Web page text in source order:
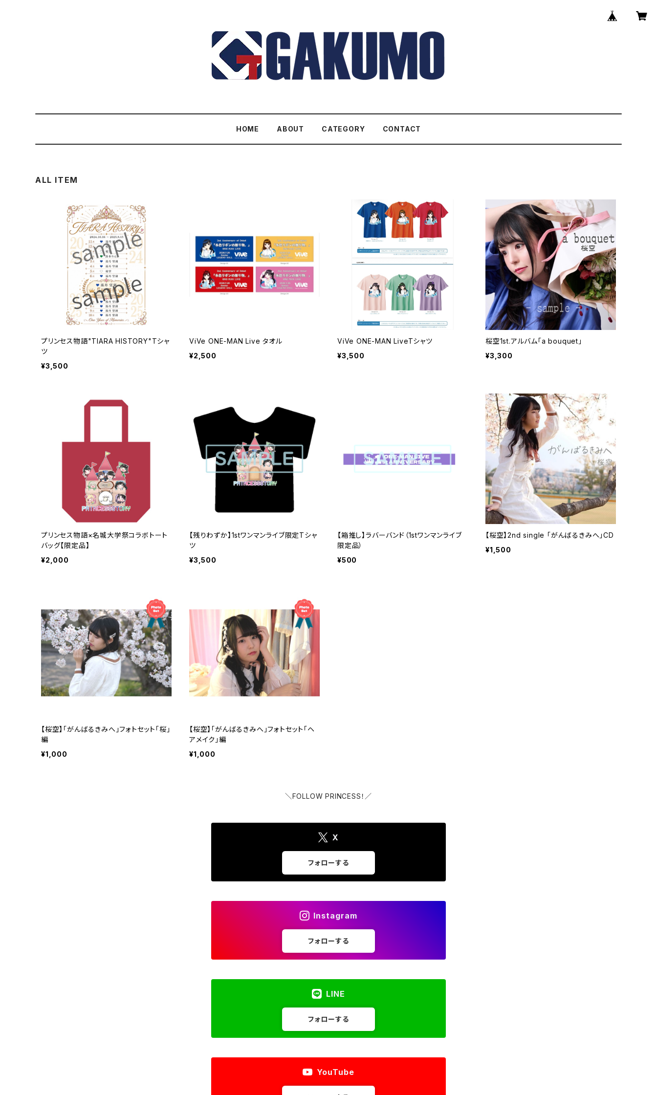
HOME ABOUT CATEGORY CONTACT
ALL ITEM
プリンセス物語"TIARA HISTORY"Tシャ
ツ
¥3,500
ViVe ONE-MAN Live タオル
¥2,500
ViVe ONE-MAN LiveTシャツ
¥3,500
桜空1st.アルバム「a bouquet」
¥3,300
プリンセス物語×名城大学祭コラボトート
バッグ【限定品】
¥2,000
【残りわずか】1stワンマンライブ限定Tシャ
ツ
¥3,500
【箱推し】ラバーバンド（1stワンマンライブ
限定品）
¥500
【桜空】2nd single 「がんばるきみへ」CD
¥1,500
【桜空】「がんばるきみへ」フォトセット「桜」
編
¥1,000
【桜空】「がんばるきみへ」フォトセット「ヘ
アメイク」編
¥1,000
＼FOLLOW PRINCESS！／
X
フォローする
Instagram
フォローする
LINE
フォローする
YouTube